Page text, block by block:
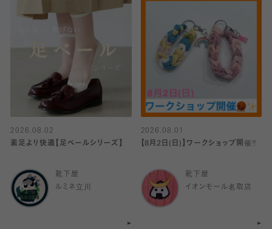
2026.08.02
素足より快適【足ベールシリーズ】
靴下屋
ルミネ立川
2026.08.01
【8月2日(日)】ワークショップ開催‼️
靴下屋
イオンモール名取店